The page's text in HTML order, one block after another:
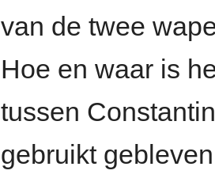
van de twee
Hoe en waar is
tussen
gebruikt